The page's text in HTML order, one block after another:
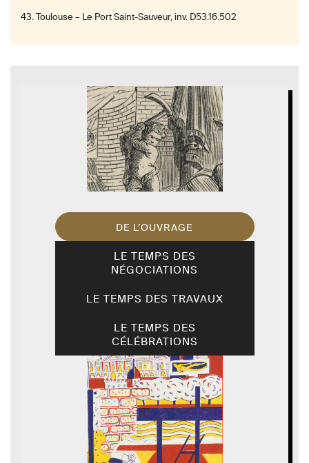
43. Toulouse – Le Port Saint-Sauveur, inv. D53.16.502
DE L’OUVRAGE
LE TEMPS DES
NÉGOCIATIONS
LE TEMPS DES TRAVAUX
LE TEMPS DES
CÉLÉBRATIONS